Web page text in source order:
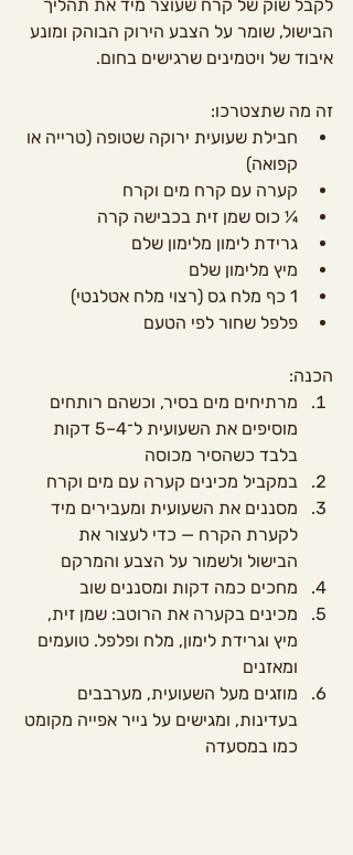
לקבל שוק של קרח שעוצר מיד את תהליך
הבישול, שומר על הצבע הירוק הבוהק ומונע
איבוד של ויטמינים שרגישים בחום.
זה מה שתצטרכו:
חבילת שעועית ירוקה שטופה (טרייה או
קפואה)
קערה עם קרח מים וקרח
¼ כוס שמן זית בכבישה קרה
גרידת לימון מלימון שלם
מיץ מלימון שלם
1 כף מלח גס (רצוי מלח אטלנטי)
פלפל שחור לפי הטעם
הכנה:
מרתיחים מים בסיר, וכשהם רותחים
מוסיפים את השעועית ל־4–5 דקות
בלבד כשהסיר מכוסה
במקביל מכינים קערה עם מים וקרח
מסננים את השעועית ומעבירים מיד
לקערת הקרח — כדי לעצור את
הבישול ולשמור על הצבע והמרקם
מחכים כמה דקות ומסננים שוב
מכינים בקערה את הרוטב: שמן זית,
מיץ וגרידת לימון, מלח ופלפל. טועמים
ומאזנים
מוזגים מעל השעועית, מערבבים
בעדינות, ומגישים על נייר אפייה מקומט
כמו במסעדה